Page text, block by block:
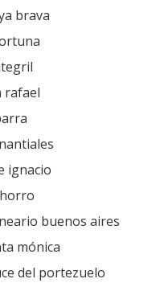
brava
rafael
ignacio
buenos aires
mónica
del portezuelo